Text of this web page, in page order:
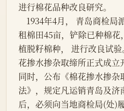
进行棉花品种改良研究。
租棉田45亩，铲除已种棉花
植脱籽棉种， 进行改良试
花掺水掺杂取缔所正式成立
同时，公布《棉花掺水掺杂
法》，规定凡运销青岛及济
后，必须向当地商检局(处)